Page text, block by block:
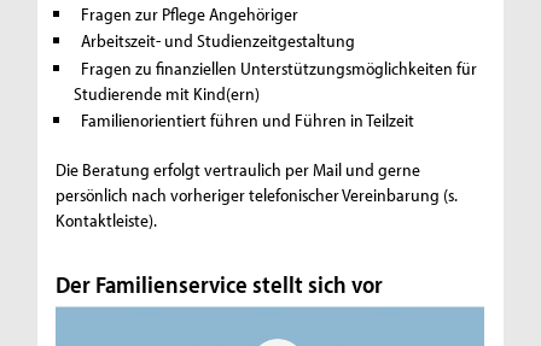
Fragen zur Pflege Angehöriger
Arbeitszeit- und Studienzeitgestaltung
Fragen zu finanziellen Unterstützungsmöglichkeiten für
Studierende mit Kind(ern)
Familienorientiert führen und Führen in Teilzeit
Die Beratung erfolgt vertraulich per Mail und gerne
persönlich nach vorheriger telefonischer Vereinbarung (s.
Kontaktleiste).
Der Familienservice stellt sich vor